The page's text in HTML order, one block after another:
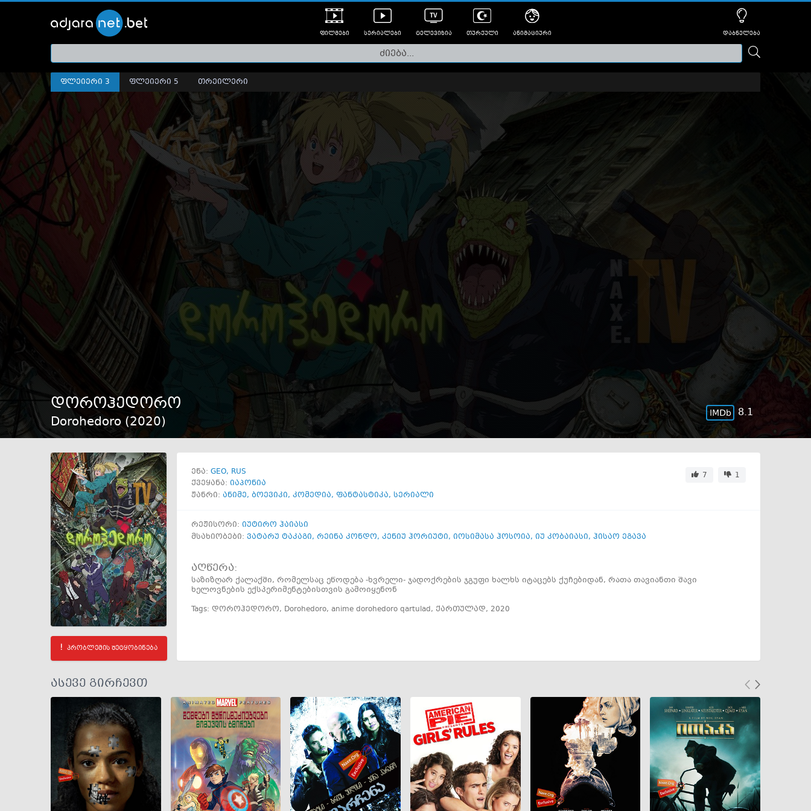
ფილმები
თრეილერები
სერიალები ტელევიზია თურქული ანიმაციური დაბნელება
ფლეიერი 3 ფლეიერი 5 თრეილერი
დოროჰედორო
Dorohedoro (2020)
8.1
პრობლემის შეტყობინება
ენა: GEO RUS
ქვეყანა: იაპონია
7
1
ჟანრი: ანიმე, ბოევიკი, კომედია, ფანტასტიკა, სერიალი
რეჟისორი: იუტირო ჰაიასი
მსახიობები: ვატარუ ტაკაგი, რეინა კონდო, კენიუ ჰორიუტი, იოსიმასა ჰოსოია, იუ კობაიასი, ჰისაო ეგავა
აღწერა:
საზიზღარ ქალაქში, რომელსაც ეწოდება -ხვრელი- ჯადოქრების ჯგუფი ხალხს იტაცებს ქუჩებიდან, რათა თავიანთი შავი
ხელოვნების ექსპერიმენტებისთვის გამოიყენონ
Tags: დოროჰედორო, Dorohedoro, anime dorohedoro qartulad, ქართულად, 2020
ასევე გირჩევთ